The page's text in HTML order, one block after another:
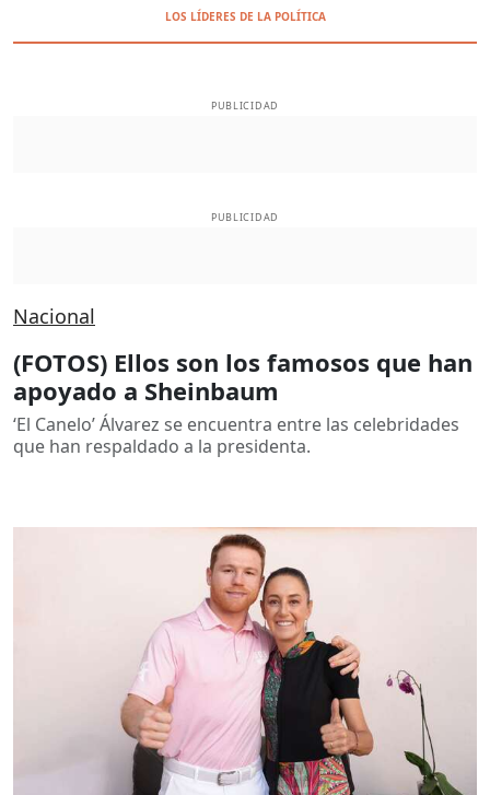
LOS LÍDERES DE LA POLÍTICA
PUBLICIDAD
PUBLICIDAD
Nacional
(FOTOS) Ellos son los famosos que han
apoyado a Sheinbaum
‘El Canelo’ Álvarez se encuentra entre las celebridades
que han respaldado a la presidenta.